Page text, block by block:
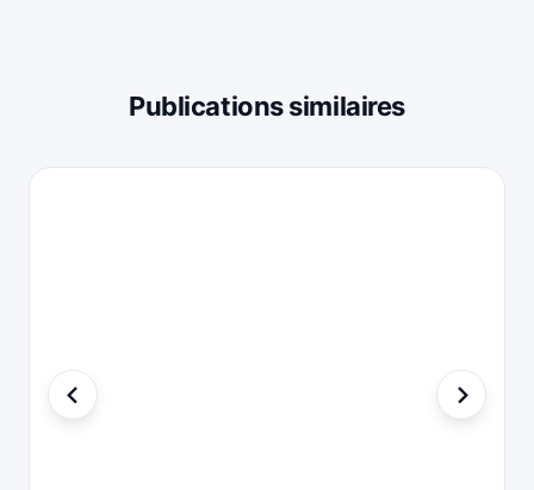
Publications similaires